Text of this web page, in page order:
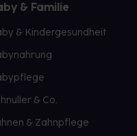
& Familie
& Kindergesundheit
& Co.
& Zahnpflege